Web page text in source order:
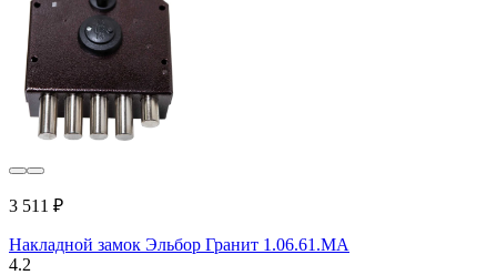
3 511 ₽
Накладной замок Эльбор Гранит 1.06.61.МА
4.2